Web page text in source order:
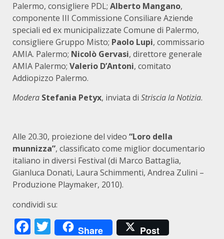
Palermo, consigliere PDL; Alberto Mangano,
componente III Commissione Consiliare Aziende
speciali ed ex municipalizzate Comune di Palermo,
consigliere Gruppo Misto; Paolo Lupi, commissario
AMIA. Palermo; Nicolò Gervasi, direttore generale
AMIA Palermo; Valerio D’Antoni, comitato
Addiopizzo Palermo.
Modera Stefania Petyx, inviata di Striscia la Notizia.
Alle 20.30, proiezione del video “Loro della
munnizza”, classificato come miglior documentario
italiano in diversi Festival (di Marco Battaglia,
Gianluca Donati, Laura Schimmenti, Andrea Zulini –
Produzione Playmaker, 2010).
condividi su:
Facebook
Twitter
Share Post